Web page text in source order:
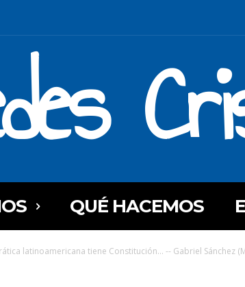
QUÉ HACEMOS
latinoamericana tiene Constitución… -- Gabriel Sánchez